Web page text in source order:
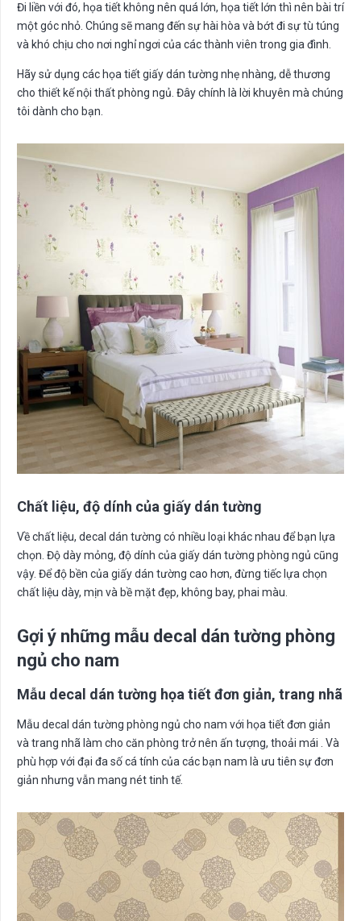
Đi liền với đó, họa tiết không nên quá lớn, họa tiết lớn thì nên bài trí
một góc nhỏ. Chúng sẽ mang đến sự hài hòa và bớt đi sự tù túng
và khó chịu cho nơi nghỉ ngơi của các thành viên trong gia đình.
Hãy sử dụng các họa tiết giấy dán tường nhẹ nhàng, dễ thương
cho thiết kế nội thất phòng ngủ. Đây chính là lời khuyên mà chúng
tôi dành cho bạn.
Chất liệu, độ dính của giấy dán tường
Về chất liệu, decal dán tường có nhiều loại khác nhau để bạn lựa
chọn. Độ dày mỏng, độ dính của giấy dán tường phòng ngủ cũng
vậy. Để độ bền của giấy dán tường cao hơn, đừng tiếc lựa chọn
chất liệu dày, mịn và bề mặt đẹp, không bay, phai màu.
Gợi ý những mẫu decal dán tường phòng
ngủ cho nam
Mẫu decal dán tường họa tiết đơn giản, trang nhã
Mẫu decal dán tường phòng ngủ cho nam với họa tiết đơn giản
và trang nhã làm cho căn phòng trở nên ấn tượng, thoải mái . Và
phù hợp với đại đa số cá tính của các bạn nam là ưu tiên sự đơn
giản nhưng vẫn mang nét tinh tế.